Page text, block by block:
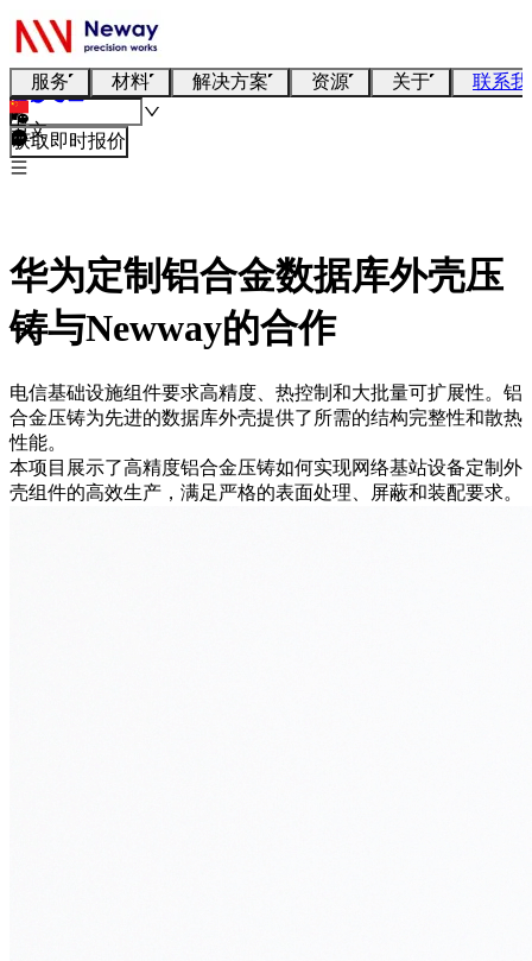
服务 材料 解决方案 资源 关于 联系
中文
获取即时报价
华为定制铝合金数据库外壳压
铸与Newway的合作
电信基础设施组件要求高精度、热控制和大批量可扩展性。铝
合金压铸为先进的数据库外壳提供了所需的结构完整性和散热
性能。
本项目展示了高精度铝合金压铸如何实现网络基站设备定制外
壳组件的高效生产，满足严格的表面处理、屏蔽和装配要求。